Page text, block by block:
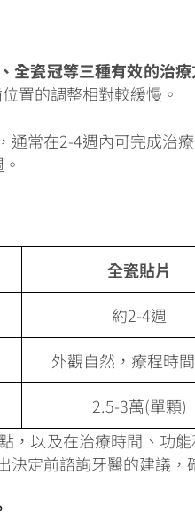
全瓷冠等三種有效的治療
置的調整相對較緩慢。
常在2-4週內可完成治
全瓷貼片
約2-4週
外觀自然，療程時
2.5-3萬(單顆)
，以及在治療時間、功
定前諮詢牙醫的建議，